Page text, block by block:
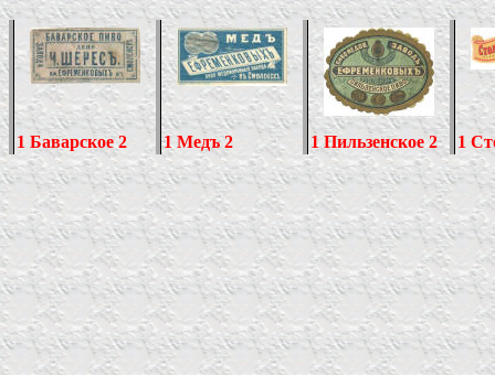
1 Баварское 2 1 Медъ 2 1 Пильзенское 2 1